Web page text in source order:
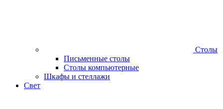
Столы
Письменные столы
Столы компьютерные
Шкафы и стеллажи
Свет